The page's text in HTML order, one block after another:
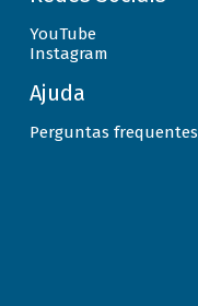
YouTube
Instagram
Ajuda
Perguntas frequentes